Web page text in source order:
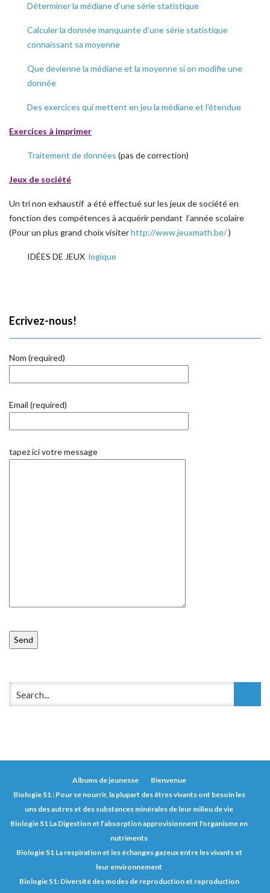
Déterminer la médiane d’une série statistique
Calculer la donnée manquante d’une série statistique
connaissant sa moyenne
Que devienne la médiane et la moyenne si on modifie une
donnée
Des exercices qui mettent en jeu la médiane et l’étendue
Exercices à imprimer
Traitement de données (pas de correction)
Jeux de société
Un tri non exhaustif a été effectué sur les jeux de société en
fonction des compétences à acquérir pendant l’année scolaire
(Pour un plus grand choix visiterhttp://www.jeuxmath.be/)
IDÉES DE JEUX logique
Ecrivez-nous!
Nom (required)
Email (required)
tapez ici votre message
Albums de jeunesse
Bienvenue
Biologie S1 : Pour se nourrir, la plupart des êtres vivants ont besoin les
uns des autres et des substances minérales de leur milieu de vie
Biologie S1 La Digestion et l’absorption approvisionnent l'organisme en
nutriments
Biologie S1 La respiration et les échanges gazeux entre les vivants et
leur environnement
Biologie S1: Diversité des modes de reproduction et reproduction